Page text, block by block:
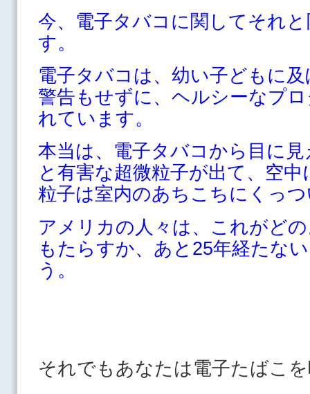
今、電子タバコに関してそれ
す。
電子タバコは、幼い子どもに
警告もせずに、ヘルシーなプ
れています。
本当は、電子タバコから目に
と有害な超微粒子が出て、空
粒子は室内のあちこちにくっ
アメリカの人々は、これがど
もたらすか、あと25年経たな
う。
それでもあなたは電子たばこ